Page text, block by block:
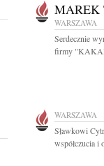
MAREK
WARSZAWA
Serdecznie
firmy
WARSZAWA
Sławkowi
współczucia i